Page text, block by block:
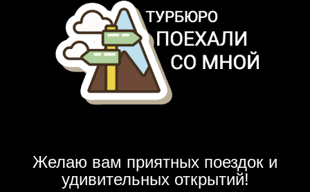
Желаю вам приятных поездок и
удивительных открытий!